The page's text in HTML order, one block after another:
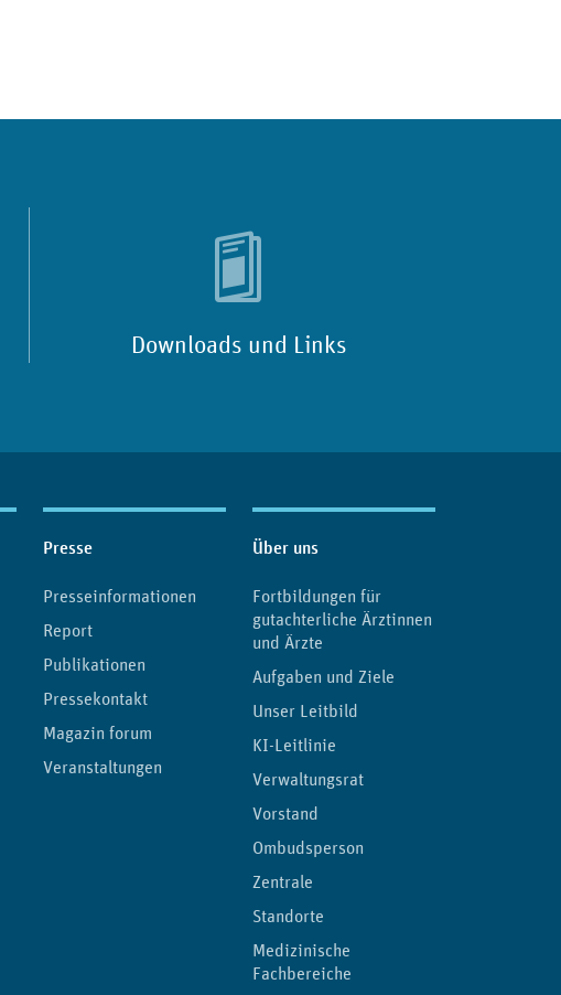
Downloads und Links
Presse
Presseinformationen
Report
Publikationen
Pressekontakt
Magazin forum
Veranstaltungen
Über uns
Fortbildungen für
gutachterliche Ärztinnen
und Ärzte
Aufgaben und Ziele
Unser Leitbild
KI-Leitlinie
Verwaltungsrat
Vorstand
Ombudsperson
Zentrale
Standorte
Medizinische
Fachbereiche